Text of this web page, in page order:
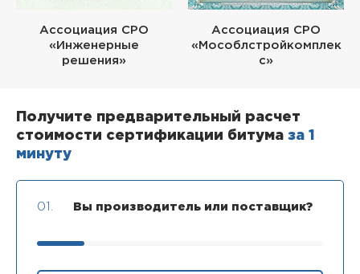
Ассоциация СРО
«Инженерные
решения»
Ассоциация СРО
«Мособлстройкомплек
с»
Получите предварительный расчет
стоимости сертификации битума за 1
минуту
01. Вы производитель или поставщик?